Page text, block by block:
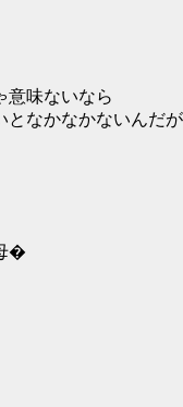
意味ないなら
となかなかないんだが
�